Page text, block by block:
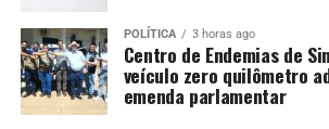
POLÍTICA 3 horas ago
Centro de Endemias de
veículo zero quilômetro
emenda parlamentar